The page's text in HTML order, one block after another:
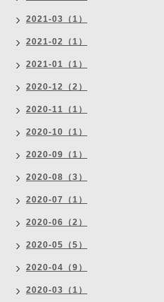
2021-03（1）
2021-02（1）
2021-01（1）
2020-12（2）
2020-11（1）
2020-10（1）
2020-09（1）
2020-08（3）
2020-07（1）
2020-06（2）
2020-05（5）
2020-04（9）
2020-03（1）